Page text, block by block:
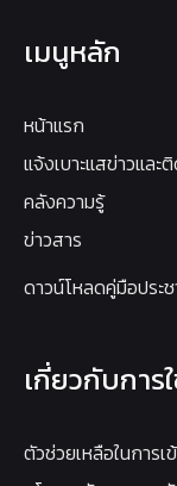
เมนูหลัก
หน้าแรก
แจ้งเบาะแสข่าวและ
คลังความรู้
ข่าวสาร
ดาวน์โหลดคู่มือประ
เกี่ยวกับการ
ตัวช่วยเหลือในการเ